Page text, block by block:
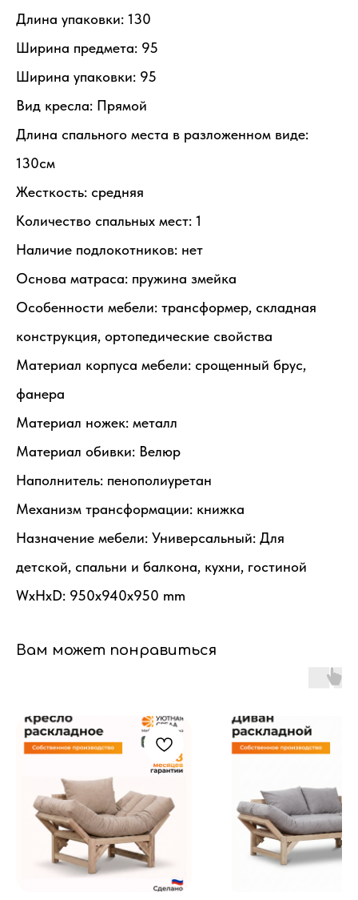
Длина упаковки: 130
Ширина предмета: 95
Ширина упаковки: 95
Вид кресла: Прямой
Длина спального места в разложенном виде:
130см
Жесткость: средняя
Количество спальных мест: 1
Наличие подлокотников: нет
Основа матраса: пружина змейка
Особенности мебели: трансформер, складная
конструкция, ортопедические свойства
Материал корпуса мебели: срощенный брус,
фанера
Материал ножек: металл
Материал обивки: Велюр
Наполнитель: пенополиуретан
Механизм трансформации: книжка
Назначение мебели: Универсальный: Для
детской, спальни и балкона, кухни, гостиной
WxHxD: 950x940x950 mm
Вам может понравиться